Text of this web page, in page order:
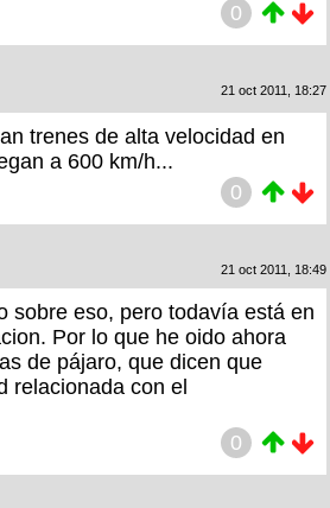
0
21 oct 2011, 18:27
trenes de alta velocidad en
a 600 km/h...
0
21 oct 2011, 18:49
sobre eso, pero todavía está en
Por lo que he oido ahora
de pájaro, que dicen que
relacionada con el
0